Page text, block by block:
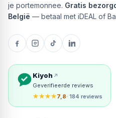
je portemonnee. Gratis
België — betaal met iDEAL of
Kiyoh
Geverifieerde reviews
★★★★7,8· 184 reviews